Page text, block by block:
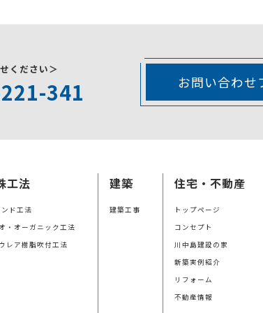
ください＞
341 お問い合わせ
工法
ド工法
・オーガニック工法
レア樹脂吹付工法
建築
建築工事
住宅・不動産
トップページ
コンセプト
川中島建設の家
新築実例紹介
リフォーム
不動産情報